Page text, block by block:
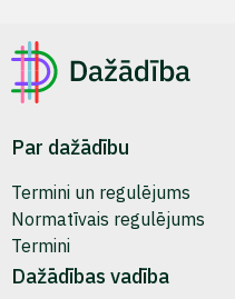
Par dažādību
Termini un regulējums
Normatīvais regulējums
Termini
Dažādības vadība